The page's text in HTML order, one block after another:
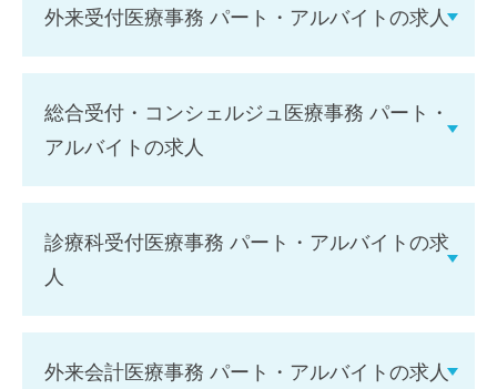
外来受付医療事務 パート・アルバイトの求人
総合受付・コンシェルジュ医療事務 パート・
アルバイトの求人
診療科受付医療事務 パート・アルバイトの求
人
外来会計医療事務 パート・アルバイトの求人